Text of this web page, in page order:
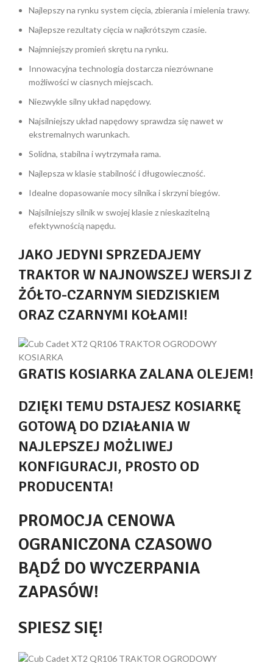
Najlepszy na rynku system cięcia, zbierania i mielenia trawy.
Najlepsze rezultaty cięcia w najkrótszym czasie.
Najmniejszy promień skrętu na rynku.
Innowacyjna technologia dostarcza niezrównane
możliwości w ciasnych miejscach.
Niezwykle silny układ napędowy.
Najsilniejszy układ napędowy sprawdza się nawet w
ekstremalnych warunkach.
Solidna, stabilna i wytrzymała rama.
Najlepsza w klasie stabilność i długowieczność.
Idealne dopasowanie mocy silnika i skrzyni biegów.
Najsilniejszy silnik w swojej klasie z nieskazitelną
efektywnością napędu.
JAKO JEDYNI SPRZEDAJEMY
TRAKTOR W NAJNOWSZEJ WERSJI Z
ŻÓŁTO-CZARNYM SIEDZISKIEM
ORAZ CZARNYMI KOŁAMI!
GRATIS KOSIARKA ZALANA OLEJEM!
DZIĘKI TEMU DSTAJESZ KOSIARKĘ
GOTOWĄ DO DZIAŁANIA W
NAJLEPSZEJ MOŻLIWEJ
KONFIGURACJI, PROSTO OD
PRODUCENTA!
PROMOCJA CENOWA
OGRANICZONA CZASOWO
BĄDŹ DO WYCZERPANIA
ZAPASÓW!
SPIESZ SIĘ!